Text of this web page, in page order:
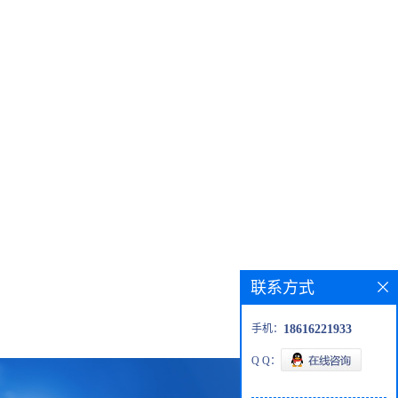
联系方式
手机： 18616221933
Q Q：